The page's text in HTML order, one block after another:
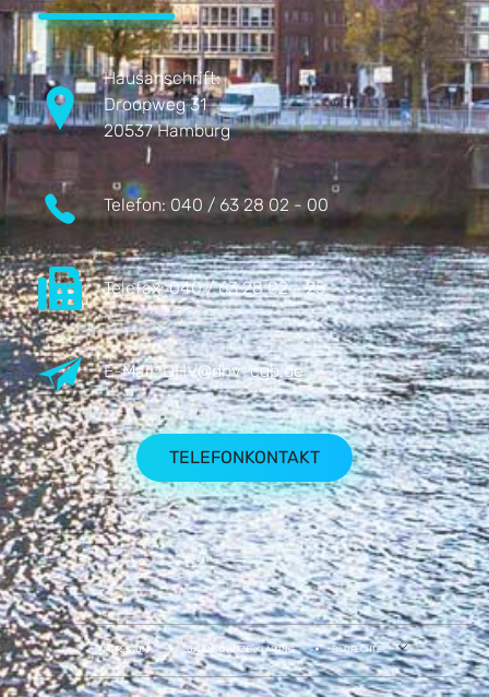
Hausanschrift:
Droopweg 31
20537 Hamburg
Telefon: 040 / 63 28 02 - 00
Telefax:040 / 63 28 02 - 25
E-Mail:DHV@dhv-cgb.de
TELEFONKONTAKT
IMPRESSUM DATENSCHUTZERKLÄRUNG BILDRECHTE